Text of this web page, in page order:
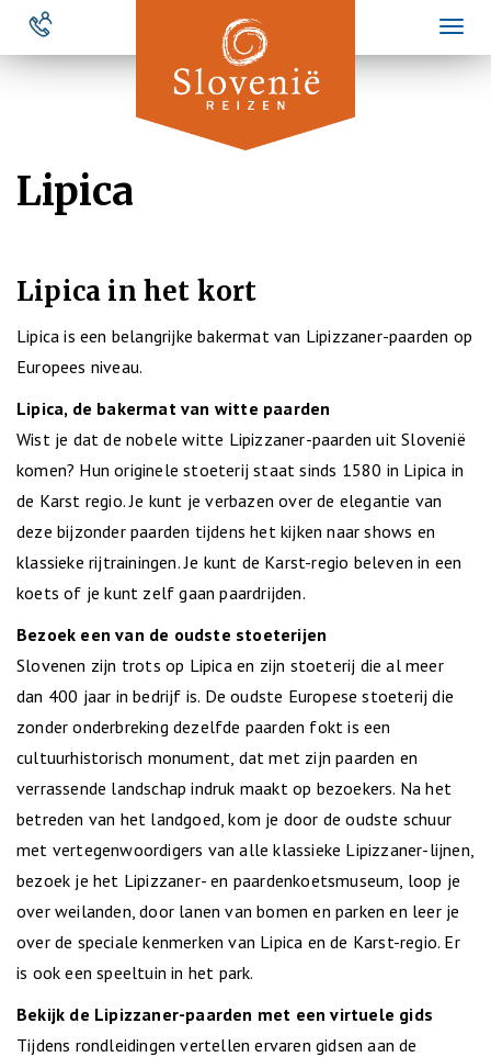
Overslaan
naar
Lipica
Lipica in het kort
Lipica is een belangrijke bakermat van Lipizzaner-paarden op
Europees niveau.
Lipica, de bakermat van witte paarden
Wist je dat de nobele witte Lipizzaner-paarden uit Slovenië
komen? Hun originele stoeterij staat sinds 1580 in Lipica in
de Karst regio. Je kunt je verbazen over de elegantie van
deze bijzonder paarden tijdens het kijken naar shows en
klassieke rijtrainingen. Je kunt de Karst-regio beleven in een
koets of je kunt zelf gaan paardrijden.
Bezoek een van de oudste stoeterijen
Slovenen zijn trots op Lipica en zijn stoeterij die al meer
dan 400 jaar in bedrijf is. De oudste Europese stoeterij die
zonder onderbreking dezelfde paarden fokt is een
cultuurhistorisch monument, dat met zijn paarden en
verrassende landschap indruk maakt op bezoekers. Na het
betreden van het landgoed, kom je door de oudste schuur
met vertegenwoordigers van alle klassieke Lipizzaner-lijnen,
bezoek je het Lipizzaner- en paardenkoetsmuseum, loop je
over weilanden, door lanen van bomen en parken en leer je
over de speciale kenmerken van Lipica en de Karst-regio. Er
is ook een speeltuin in het park.
Bekijk de Lipizzaner-paarden met een virtuele gids
Tijdens rondleidingen vertellen ervaren gidsen aan de